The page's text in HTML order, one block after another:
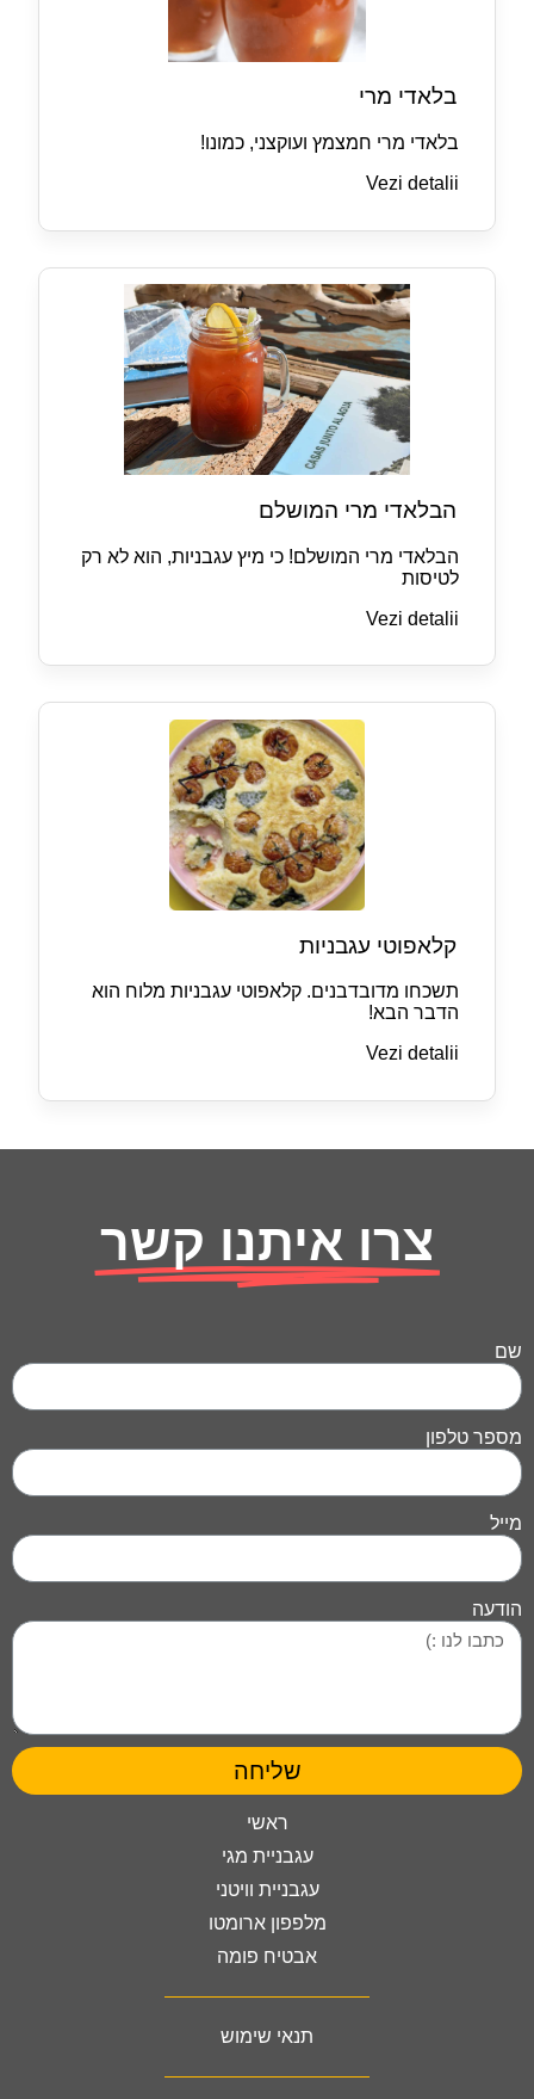
בלאדי מרי
בלאדי מרי חמצמץ ועוקצני, כמונו!
Vezi detalii
הבלאדי מרי המושלם
הבלאדי מרי המושלם! כי מיץ עגבניות, הוא לא רק
לטיסות
Vezi detalii
קלאפוטי עגבניות
תשכחו מדובדבנים. קלאפוטי עגבניות מלוח הוא
הדבר הבא!
Vezi detalii
צרו איתנו קשר
שם
מספר טלפון
מייל
הודעה
שליחה
ראשי
עגבניית מגי
עגבניית וויטני
מלפפון ארומטו
אבטיח פומה
תנאי שימוש